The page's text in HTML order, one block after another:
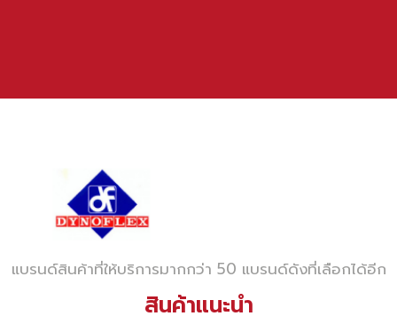
แบรนด์สินค้าที่ให้บริการมากกว่า 50 แบรนด์ดังที่เลือกได้อีก
สินค้าแนะนำ